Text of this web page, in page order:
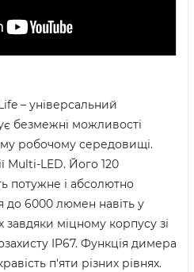
– універсальний
безмежні можливості
робочому середовищі.
Multi-LED. Його 120
потужне і абсолютно
до 6000 люмен навіть у
міцному корпусу зі
IP67. Функція димера
п'яти різних рівнях.